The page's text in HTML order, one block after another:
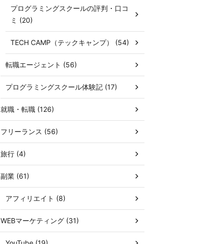
プログラミングスクールの評判・口コ
ミ (20)
TECH CAMP（テックキャンプ） (54)
転職エージェント (56)
プログラミングスクール体験記 (17)
就職・転職 (126)
フリーランス (56)
旅行 (4)
副業 (61)
アフィリエイト (8)
WEBマーケティング (31)